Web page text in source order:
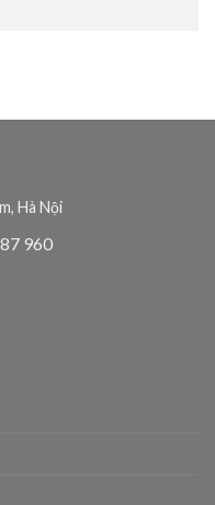
Hà Nội
960